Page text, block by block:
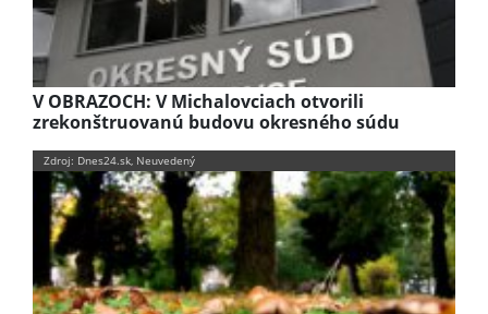
V OBRAZOCH: V Michalovciach otvorili
zrekonštruovanú budovu okresného súdu
Zdroj: Dnes24.sk, Neuvedený